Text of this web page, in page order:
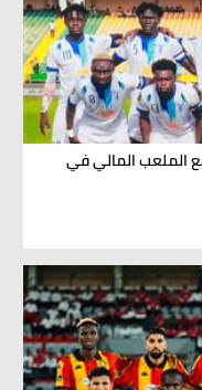
الملعب المالي في